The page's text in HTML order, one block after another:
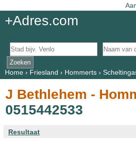
+Adres.com
Home› Friesland › Hommerts›
J Bethlehem -
0515442533
Resultaat